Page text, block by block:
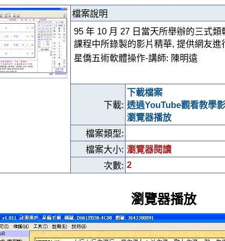
檔案說明
95 年 10 月 27 日當天所舉辦的三式
課程中所錄製的影片精華, 提供網友
星僑五術軟體操作-講師: 陳明遠
下載:
下載檔案
透過YouTube觀看教學
瀏覽器播放
檔案類型:
檔案大小: 瀏覽器閱讀
次數: 2
瀏覽器播放